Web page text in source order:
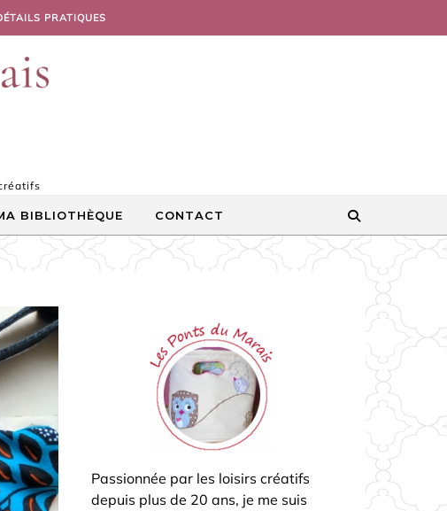
PRATIQUES
BIBLIOTHÈQUE CONTACT
Passionnée par les loisirs créatifs
depuis plus de 20 ans, je me suis